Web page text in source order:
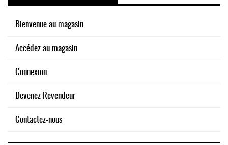
Bienvenue au magasin
Accédez au magasin
Connexion
Devenez Revendeur
Contactez-nous